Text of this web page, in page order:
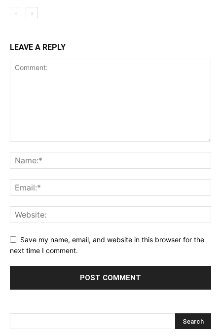
LEAVE A REPLY
Save my name, email, and website in this browser for the
next time I comment.